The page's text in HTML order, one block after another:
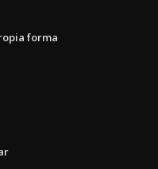
forma